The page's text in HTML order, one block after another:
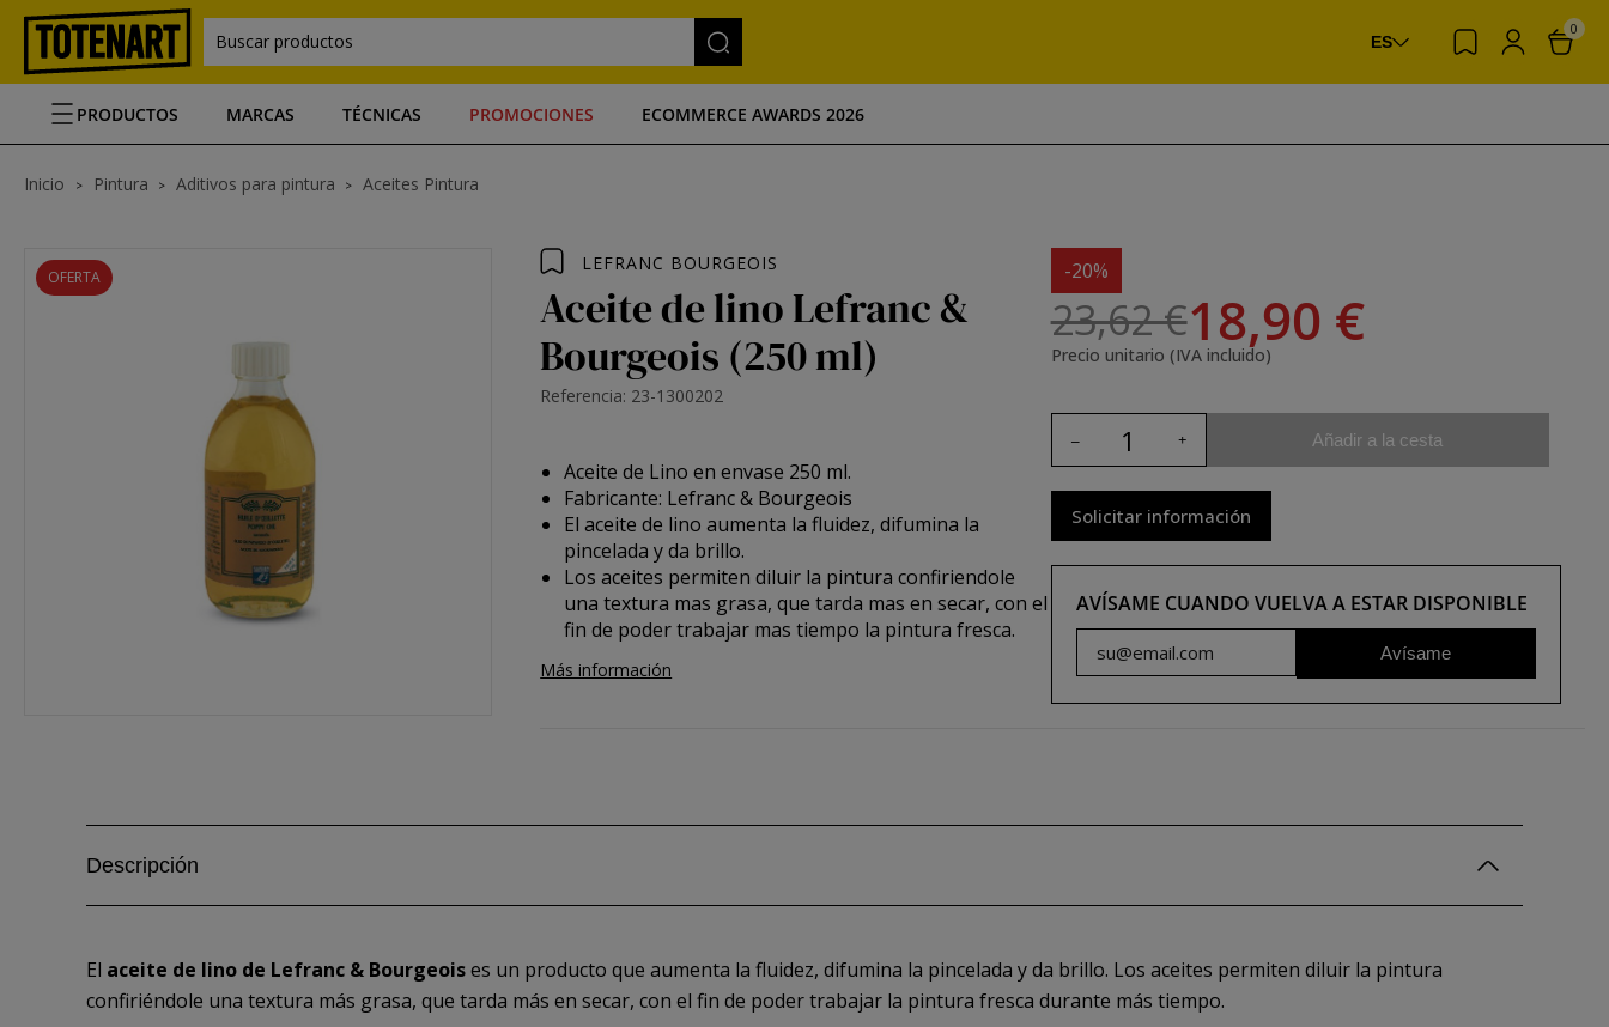
Buscar productos ES
0
PRODUCTOS MARCAS TÉCNICAS PROMOCIONES ECOMMERCE AWARDS 2026
Inicio Pintura Aditivos para pintura Aceites Pintura
OFERTA
LEFRANC BOURGEOIS
Aceite de lino Lefranc &
Bourgeois (250 ml)
Referencia: 23-1300202
Aceite de Lino en envase 250 ml.
Fabricante: Lefranc & Bourgeois
El aceite de lino aumenta la fluidez, difumina la
pincelada y da brillo.
Los aceites permiten diluir la pintura confiriendole
una textura mas grasa, que tarda mas en secar, con el
fin de poder trabajar mas tiempo la pintura fresca.
Más información
-20%
23,62 €18,90 €
Precio unitario (IVA incluido)
Añadir a la cesta
Solicitar información
AVÍSAME CUANDO VUELVA A ESTAR DISPONIBLE
Avísame
Descripción
El aceite de lino de Lefranc & Bourgeoises un producto que aumenta la fluidez, difumina la pincelada y da brillo. Los aceites permiten diluir la pintura
confiriéndole una textura más grasa, que tarda más en secar, con el fin de poder trabajar la pintura fresca durante más tiempo.